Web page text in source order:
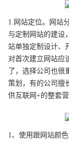
1.网站定位。网站
与定制网站的建设
站单独定制设计、
对首次建立网站应
了，选择公司也
策划，有的公司擅
供互联网+的整套
1、使用跟网站颜